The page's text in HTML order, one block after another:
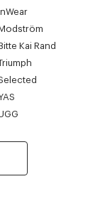
Kai Rand